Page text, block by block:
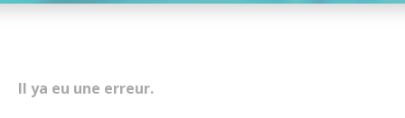
Il ya eu une erreur.